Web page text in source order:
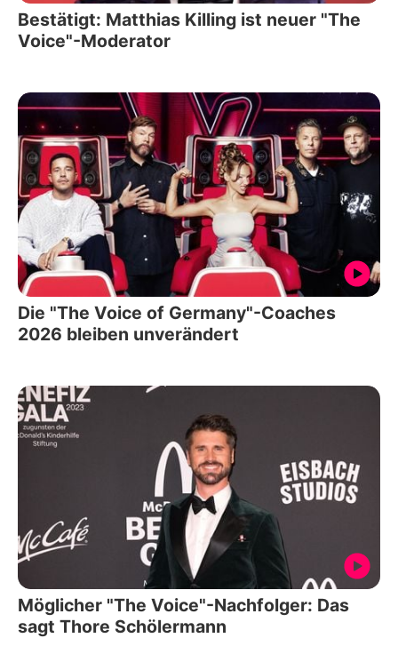
Bestätigt: Matthias Killing ist neuer "The
Voice"-Moderator
Die "The Voice of Germany"-Coaches
2026 bleiben unverändert
Möglicher "The Voice"-Nachfolger: Das
sagt Thore Schölermann